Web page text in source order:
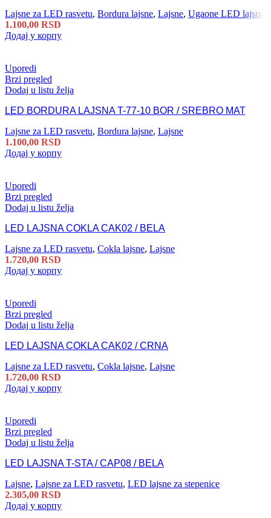
Lajsne za LED rasvetu, Bordura lajsne, Lajsne, Ugaone LED lajsne
1.100,00 RSD
Додај у корпу
Uporedi
Brzi pregled
Dodaj u listu želja
LED BORDURA LAJSNA T-77-10 BOR / SREBRO MAT
Lajsne za LED rasvetu, Bordura lajsne, Lajsne
1.100,00 RSD
Додај у корпу
Uporedi
Brzi pregled
Dodaj u listu želja
LED LAJSNA COKLA CAK02 / BELA
Lajsne za LED rasvetu, Cokla lajsne, Lajsne
1.720,00 RSD
Додај у корпу
Uporedi
Brzi pregled
Dodaj u listu želja
LED LAJSNA COKLA CAK02 / CRNA
Lajsne za LED rasvetu, Cokla lajsne, Lajsne
1.720,00 RSD
Додај у корпу
Uporedi
Brzi pregled
Dodaj u listu želja
LED LAJSNA T-STA / CAP08 / BELA
Lajsne, Lajsne za LED rasvetu, LED lajsne za stepenice
2.305,00 RSD
Додај у корпу